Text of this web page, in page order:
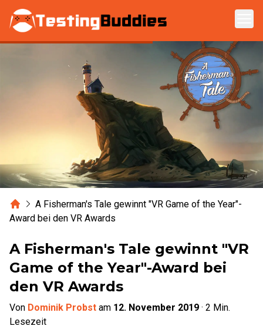
Zum Hauptinhalt springen
HomeA Fisherman's Tale gewinnt "VR Game of the Year"-
Award bei den VR Awards
A Fisherman's Tale gewinnt "VR
Game of the Year"-Award bei
den VR Awards
Von Dominik Probst am 12. November 2019 · 2 Min.
Lesezeit